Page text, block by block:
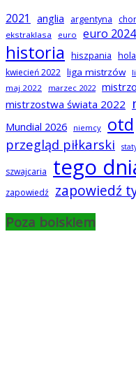
2021
anglia argentyna
ekstraklasa
euro euro 2024
historia hiszpania
kwiecień 2022 liga mistrzów
maj 2022
marzec 2022
mistrzostwa świata 2022
Mundial 2026 niemcy otd
przegląd piłkarski
szwajcaria tego
zapowiedź zapowiedź
Poza boiskiem